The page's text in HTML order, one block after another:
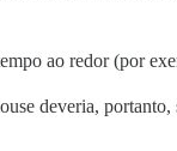
ao redor (por
deveria,